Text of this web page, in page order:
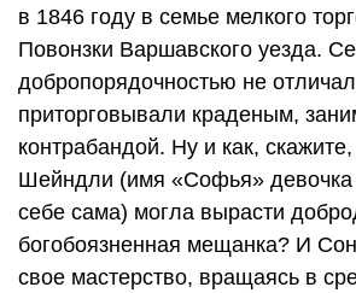
в 1846 году в семье мелкого
Повонзки Варшавского уезда.
добропорядочностью не
приторговывали краденым,
контрабандой. Ну и как,
Шейндли (имя «Софья»
себе сама) могла вырасти
богобоязненная мещанка? И
свое мастерство, вращаясь в